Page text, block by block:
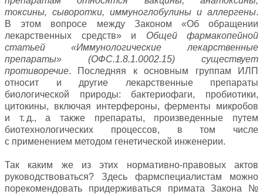
токсины, сыворотки, иммуноглобулины и аллергены.
В этом вопросе между Законом «Об обращении
лекарственных средств» и Общей фармакопейной
статьей «Иммунологические лекарственные
препараты» (ОФС.1.8.1.0002.15) существует
противоречие. Последняя к основным группам ИЛП
относит и другие лекарственные препараты
биологической природы: бактериофаги, пробиотики,
цитокины, включая интерфероны, ферменты микробов
и т. д., а также препараты, произведенные путем
биотехнологических процессов, в том числе
с применением методом генетической инженерии.
Так каким же из этих нормативно-правовых актов
руководствоваться? Здесь фармспециалистам можно
порекомендовать придерживаться примата Закона №